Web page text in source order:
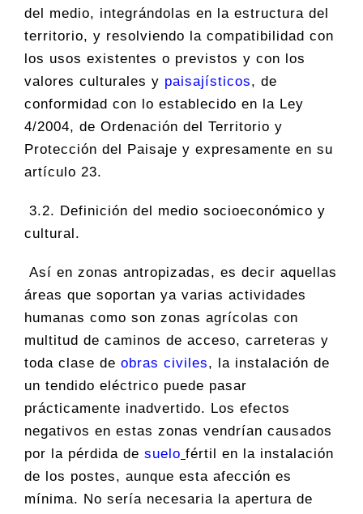
del medio, integrándolas en la estructura del
territorio, y resolviendo la compatibilidad con
los usos existentes o previstos y con los
valores culturales y paisajísticos, de
conformidad con lo establecido en la Ley
4/2004, de Ordenación del Territorio y
Protección del Paisaje y expresamente en su
artículo 23.
3.2. Definición del medio socioeconómico y
cultural.
Así en zonas antropizadas, es decir aquellas
áreas que soportan ya varias actividades
humanas como son zonas agrícolas con
multitud de caminos de acceso, carreteras y
toda clase de obras civiles, la instalación de
un tendido eléctrico puede pasar
prácticamente inadvertido. Los efectos
negativos en estas zonas vendrían causados
por la pérdida de suelo fértil en la instalación
de los postes, aunque esta afección es
mínima. No sería necesaria la apertura de